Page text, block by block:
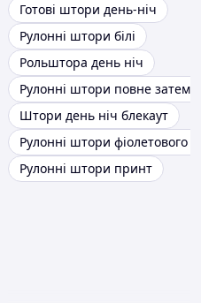
Готові штори день-ніч
Рулонні штори білі
Рольштора день ніч
Рулонні штори повне
Штори день ніч блекаут
Рулонні штори фіолетового
Рулонні штори принт